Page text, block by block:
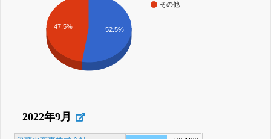
その他
47.5% 52.5%
2022年9月